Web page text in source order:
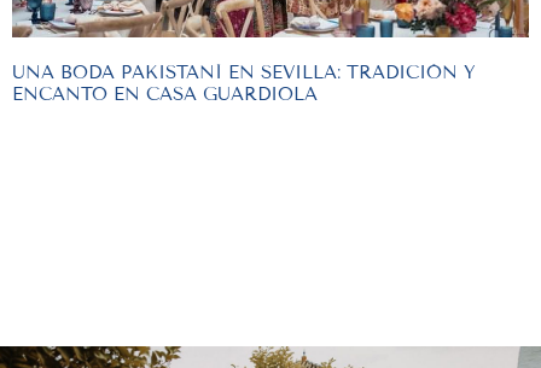
UNA BODA PAKISTANÍ EN SEVILLA: TRADICIÓN Y
ENCANTO EN CASA GUARDIOLA